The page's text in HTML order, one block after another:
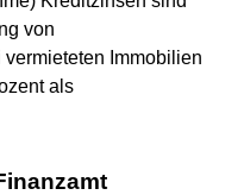
von
Immobilien
als